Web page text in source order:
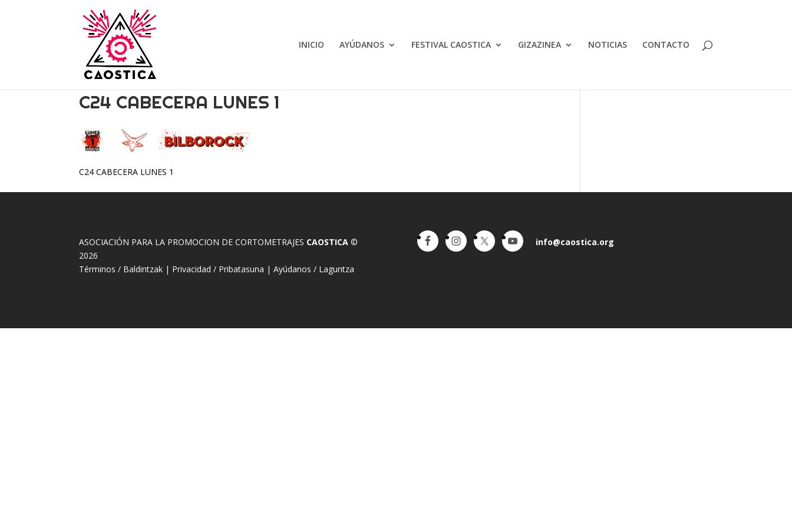
INICIO AYÚDANOS FESTIVAL CAOSTICA GIZAZINEA NOTICIAS CONTACTO
C24 CABECERA LUNES 1
C24 CABECERA LUNES 1
ASOCIACIÓN PARA LA PROMOCION DE CORTOMETRAJES CAOSTICA ©
2026
Términos / Baldintzak | Privacidad / Pribatasuna |Ayúdanos / Laguntza
info@caostica.org